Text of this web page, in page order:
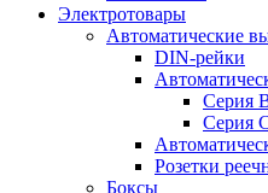
Электротовары
Автоматические
DIN-рейки
Серия
Серия
Розетки
Боксы